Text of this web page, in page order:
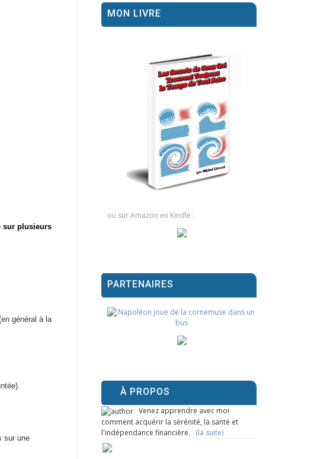
sur plusieurs
général à la
sur une
MON LIVRE
ou sur Amazon en Kindle :
PARTENAIRES
À PROPOS
Venez apprendre avec moi
comment acquérir la sérénité, la santé et
l'indépendance financière. (la suite)